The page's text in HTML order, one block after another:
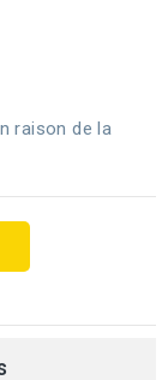
raison de la